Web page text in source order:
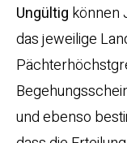
Ungültig können
das jeweilige
und ebenso